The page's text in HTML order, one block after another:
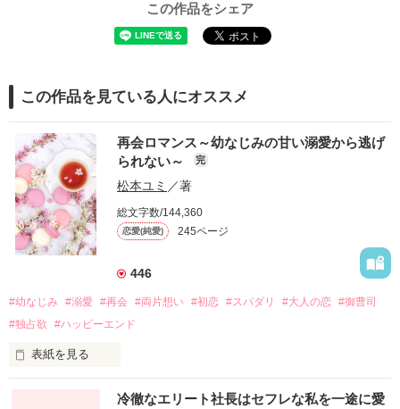
この作品をシェア
この作品を見ている人にオススメ
再会ロマンス～幼なじみの甘い溺愛から逃げ
られない～
完
松本ユミ ／著
総文字数/144,360
恋愛(純愛) 245ページ
446
#幼なじみ #溺愛 #再会 #両片想い #初恋 #スパダリ #大人の恋 #御曹司
#独占欲
#ハッピーエンド
表紙を見る
冷徹なエリート社長はセフレな私を一途に愛